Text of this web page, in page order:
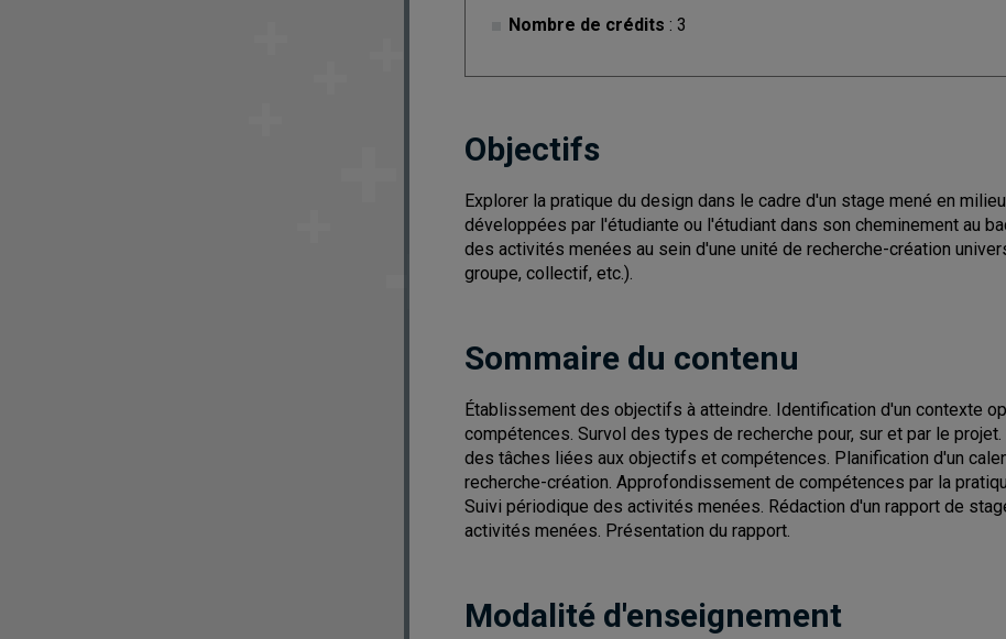
Nombre de crédits : 3
Objectifs
Explorer la pratique du design dans le cadre d'un stage mené en
développées par l'étudiante ou l'étudiant dans son cheminement au
des activités menées au sein d'une unité de recherche-création
groupe, collectif, etc.).
Sommaire du contenu
Établissement des objectifs à atteindre. Identification d'un contexte
compétences. Survol des types de recherche pour, sur et par le
des tâches liées aux objectifs et compétences. Planification d'un
recherche-création. Approfondissement de compétences par la
Suivi périodique des activités menées. Rédaction d'un rapport de
activités menées. Présentation du rapport.
Modalité d'enseignement